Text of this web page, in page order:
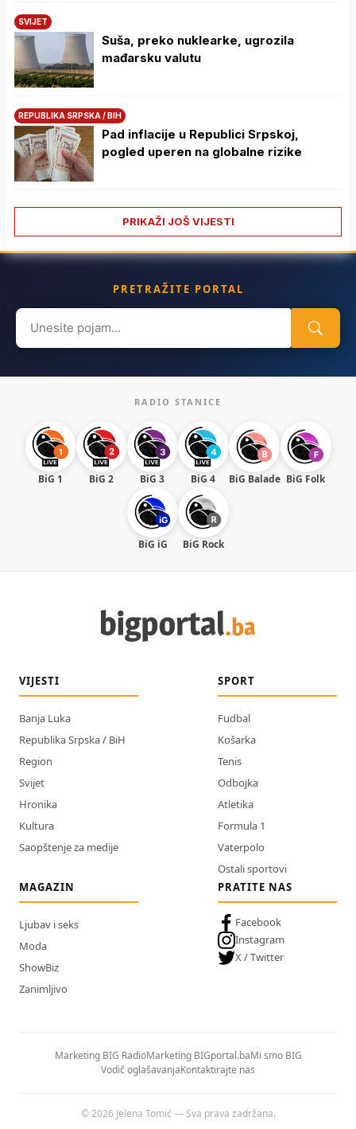
SVIJET
Suša, preko nuklearke, ugrozila
mađarsku valutu
REPUBLIKA SRPSKA / BIH
Pad inflacije u Republici Srpskoj,
pogled uperen na globalne rizike
PRIKAŽI JOŠ VIJESTI
PRETRAŽITE PORTAL
Search
for:
RADIO STANICE
BiG 1 BiG 2 BiG 3 BiG 4 BiG Balade BiG Folk
BiG iG BiG Rock
VIJESTI
Banja Luka
Republika Srpska / BiH
Region
Svijet
Hronika
Kultura
Saopštenje za medije
SPORT
Fudbal
Košarka
Tenis
Odbojka
Atletika
Formula 1
Vaterpolo
Ostali sportovi
MAGAZIN
Ljubav i seks
Moda
ShowBiz
Zanimljivo
PRATITE NAS
Facebook
Instagram
X / Twitter
Marketing BIG RadioMarketing BIGportal.baMi smo BIG
Vodič oglašavanjaKontaktirajte nas
© 2026 Jelena Tomić — Sva prava zadržana.